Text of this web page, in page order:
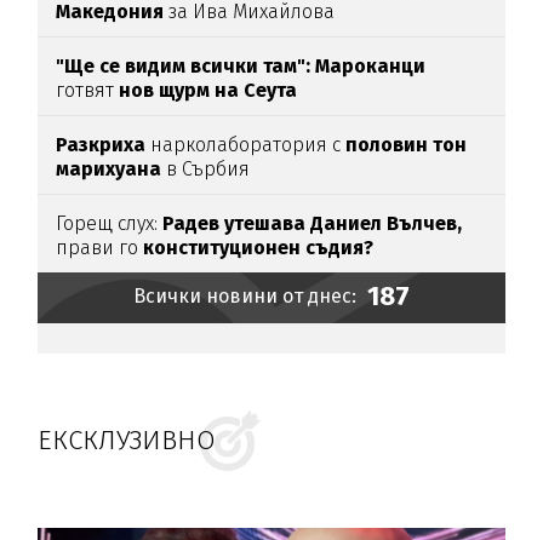
Македония за Ива Михайлова
"Ще се видим всички там": Мароканци
готвят нов щурм на Сеута
Разкриха нарколаборатория с половин тон
марихуана в Сърбия
Горещ слух: Радев утешава Даниел Вълчев,
прави го конституционен съдия?
Всички новини от днес: 187
ЕКСКЛУЗИВНО